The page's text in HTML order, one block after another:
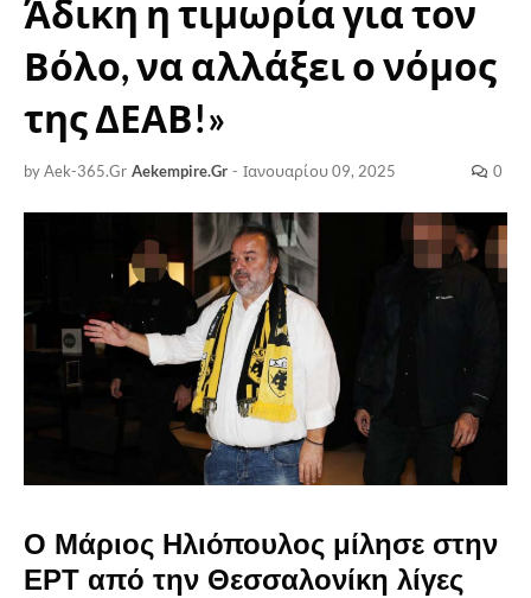
Άδικη η τιμωρία για τον
Βόλο, να αλλάξει ο νόμος
της ΔΕΑΒ!»
by Aek-365.Gr Aekempire.Gr - Ιανουαρίου 09, 2025 0
Ο Μάριος Ηλιόπουλος μίλησε στην
ΕΡΤ από την Θεσσαλονίκη λίγες